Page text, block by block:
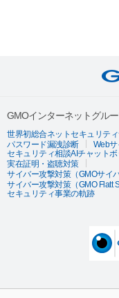
GMOインターネットグル
世界初総合ネットセキュリテ
パスワード漏洩診断
Web
セキュリティ相談AIチャットボ
実在証明・盗聴対策
サイバー攻撃対策（GMOサイ
サイバー攻撃対策（GMO Flatt
セキュリティ事業の軌跡